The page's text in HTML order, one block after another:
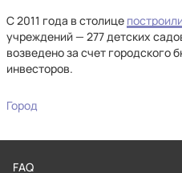
С 2011 года в столице построили
учреждений — 277 детских
возведено за счет городского
инвесторов.
Город
FAQ